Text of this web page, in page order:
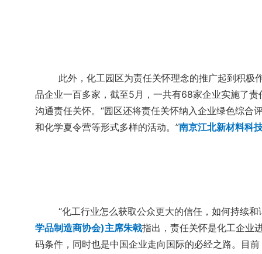
此外，化工园区为责任关怀理念的推广起到积极
品企业一百多家，截至5月，一共有68家企业实施了
沟通责任关怀。“园区还将责任关怀纳入企业绿色综合
和化学夏令营等形式多样的活动。”南京江北新材料科
“化工行业怎么获取公众更大的信任，如何持续
学品制造商协会)主席朱戟指出，责任关怀是化工企业
码条件，同时也是中国企业走向国际的必经之路。目